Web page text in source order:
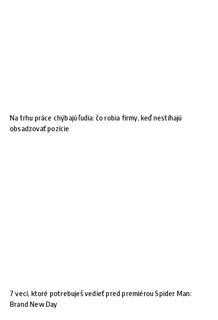
Na trhu práce chýbajú ľudia: čo robia firmy, keď nestíhajú
obsadzovať pozície
7 vecí, ktoré potrebuješ vedieť pred premiérou Spider Man:
Brand New Day